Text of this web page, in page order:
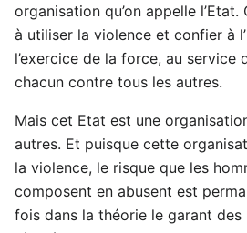
organisation qu’on appelle
à utiliser la violence et confier à
l’exercice de la force, au
chacun contre tous les autres.
Mais cet Etat est une
autres. Et puisque cette
la violence, le risque que les
composent en abusent est
fois dans la théorie le garant